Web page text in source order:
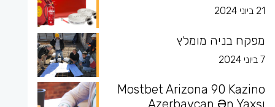
21 ביוני 2024
מפקח בניה מומלץ
7 ביוני 2024
Mostbet Arizona 90 Kazino